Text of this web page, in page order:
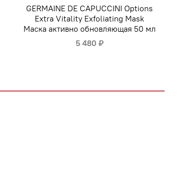
GERMAINE DE CAPUCCINI Options
Extra Vitality Exfoliating Mask
Маска активно обновляющая 50 мл
5 480 ₽